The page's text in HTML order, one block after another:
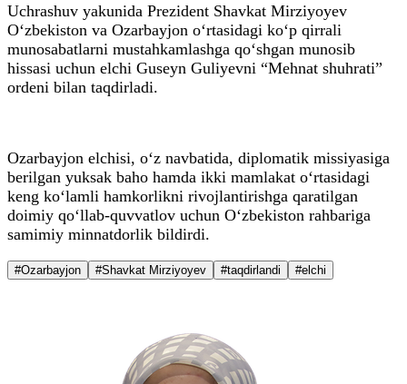
Uchrashuv yakunida Prezident Shavkat Mirziyoyev
O‘zbekiston va Ozarbayjon o‘rtasidagi ko‘p qirrali
munosabatlarni mustahkamlashga qo‘shgan munosib
hissasi uchun elchi Guseyn Guliyevni “Mehnat shuhrati”
ordeni bilan taqdirladi.
Ozarbayjon elchisi, o‘z navbatida, diplomatik missiyasiga
berilgan yuksak baho hamda ikki mamlakat o‘rtasidagi
keng ko‘lamli hamkorlikni rivojlantirishga qaratilgan
doimiy qo‘llab-quvvatlov uchun O‘zbekiston rahbariga
samimiy minnatdorlik bildirdi.
#Ozarbayjon #Shavkat Mirziyoyev #taqdirlandi #elchi